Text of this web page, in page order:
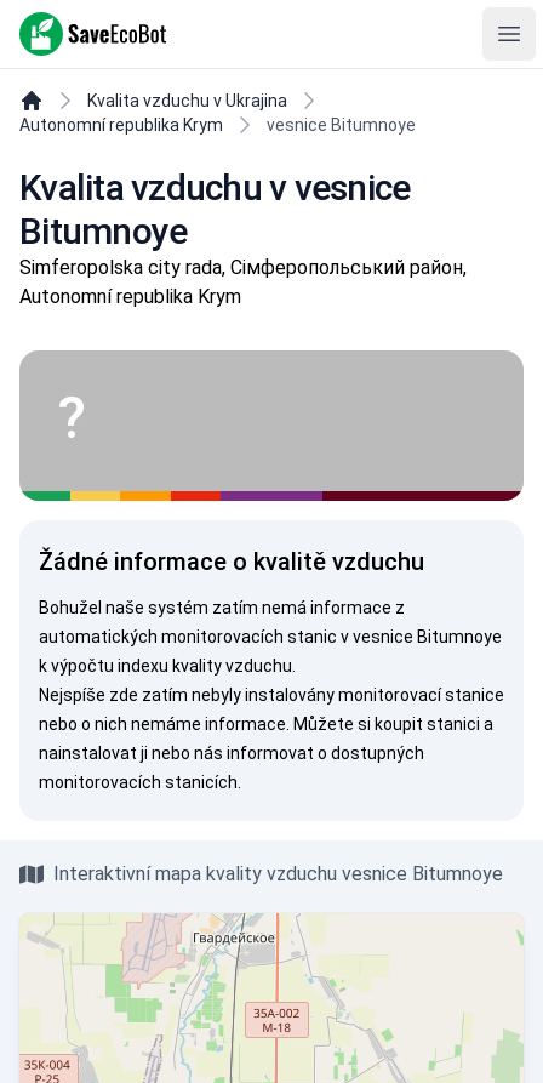
SaveEcoBot
Kvalita vzduchu v Ukrajina
Autonomní republika Krym
vesnice Bitumnoye
Kvalita vzduchu v vesnice
Bitumnoye
Simferopolska city rada, Сімферопольський район,
Autonomní republika Krym
?
Žádné informace o kvalitě vzduchu
Bohužel naše systém zatím nemá informace z
automatických monitorovacích stanic v vesnice Bitumnoye
k výpočtu indexu kvality vzduchu.
Nejspíše zde zatím nebyly instalovány monitorovací stanice
nebo o nich nemáme informace. Můžete si koupit stanici a
nainstalovat ji nebo nás informovat o dostupných
monitorovacích stanicích.
Interaktivní mapa kvality vzduchu vesnice Bitumnoye